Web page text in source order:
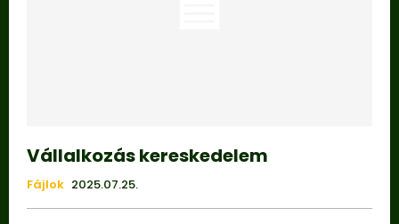
Vállalkozás kereskedelem
Fájlok 2025.07.25.